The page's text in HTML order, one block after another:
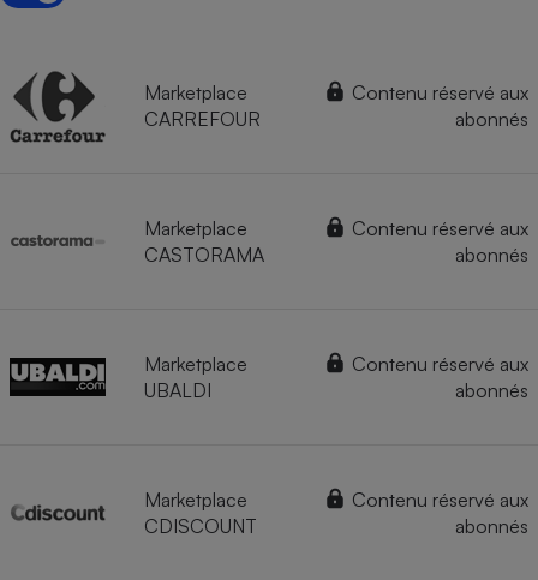
Marketplace
CARREFOUR
Contenu réservé aux
abonnés
Marketplace
CASTORAMA
Contenu réservé aux
abonnés
Marketplace
UBALDI
Contenu réservé aux
abonnés
Marketplace
CDISCOUNT
Contenu réservé aux
abonnés